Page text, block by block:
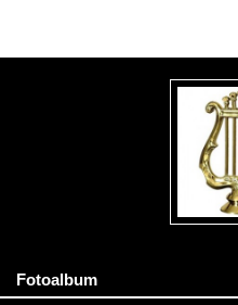
Fotoalbum